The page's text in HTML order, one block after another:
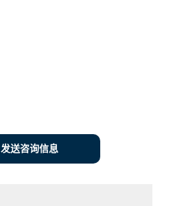
发送咨询信息